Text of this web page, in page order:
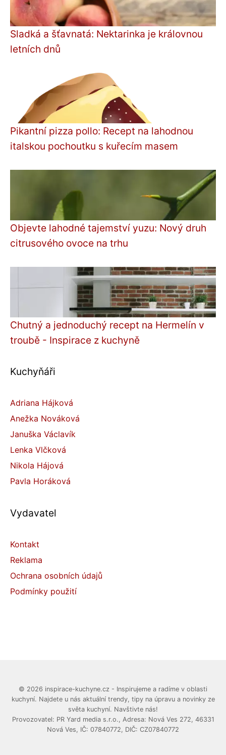
Sladká a šťavnatá: Nektarinka je královnou
letních dnů
Pikantní pizza pollo: Recept na lahodnou
italskou pochoutku s kuřecím masem
Objevte lahodné tajemství yuzu: Nový druh
citrusového ovoce na trhu
Chutný a jednoduchý recept na Hermelín v
troubě - Inspirace z kuchyně
Kuchyňáři
Adriana Hájková
Anežka Nováková
Januška Václavík
Lenka Vlčková
Nikola Hájová
Pavla Horáková
Vydavatel
Kontakt
Reklama
Ochrana osobních údajů
Podmínky použití
© 2026 inspirace-kuchyne.cz - Inspirujeme a radíme v oblasti
kuchyní. Najdete u nás aktuální trendy, tipy na úpravu a novinky ze
světa kuchyní. Navštivte nás!
Provozovatel: PR Yard media s.r.o., Adresa: Nová Ves 272, 46331
Nová Ves, IČ: 07840772, DIČ: CZ07840772